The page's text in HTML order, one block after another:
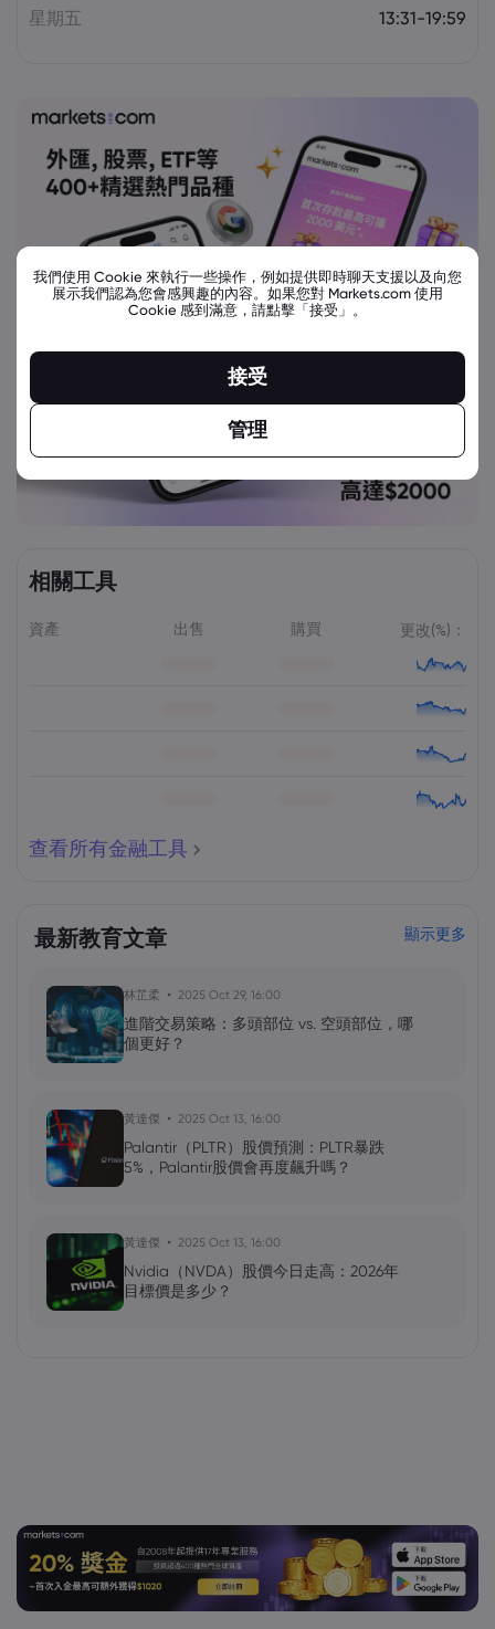
星期五 13:31-19:59
相關工具
資產 出售 購買 更改(%)：
查看所有金融工具
最新教育文章 顯示更多
林芷柔 2025 Oct 29, 16:00
進階交易策略：多頭部位 vs. 空頭部位，哪
個更好？
黃達傑 2025 Oct 13, 16:00
Palantir（PLTR）股價預測：PLTR暴跌
5%，Palantir股價會再度飆升嗎？
黃達傑 2025 Oct 13, 16:00
Nvidia（NVDA）股價今日走高：2026年
目標價是多少？
我們使用 Cookie 來執行一些操作，例如提供即時聊天支援以及向您
展示我們認為您會感興趣的內容。如果您對 Markets.com 使用
Cookie 感到滿意，請點擊「接受」。
接受
管理